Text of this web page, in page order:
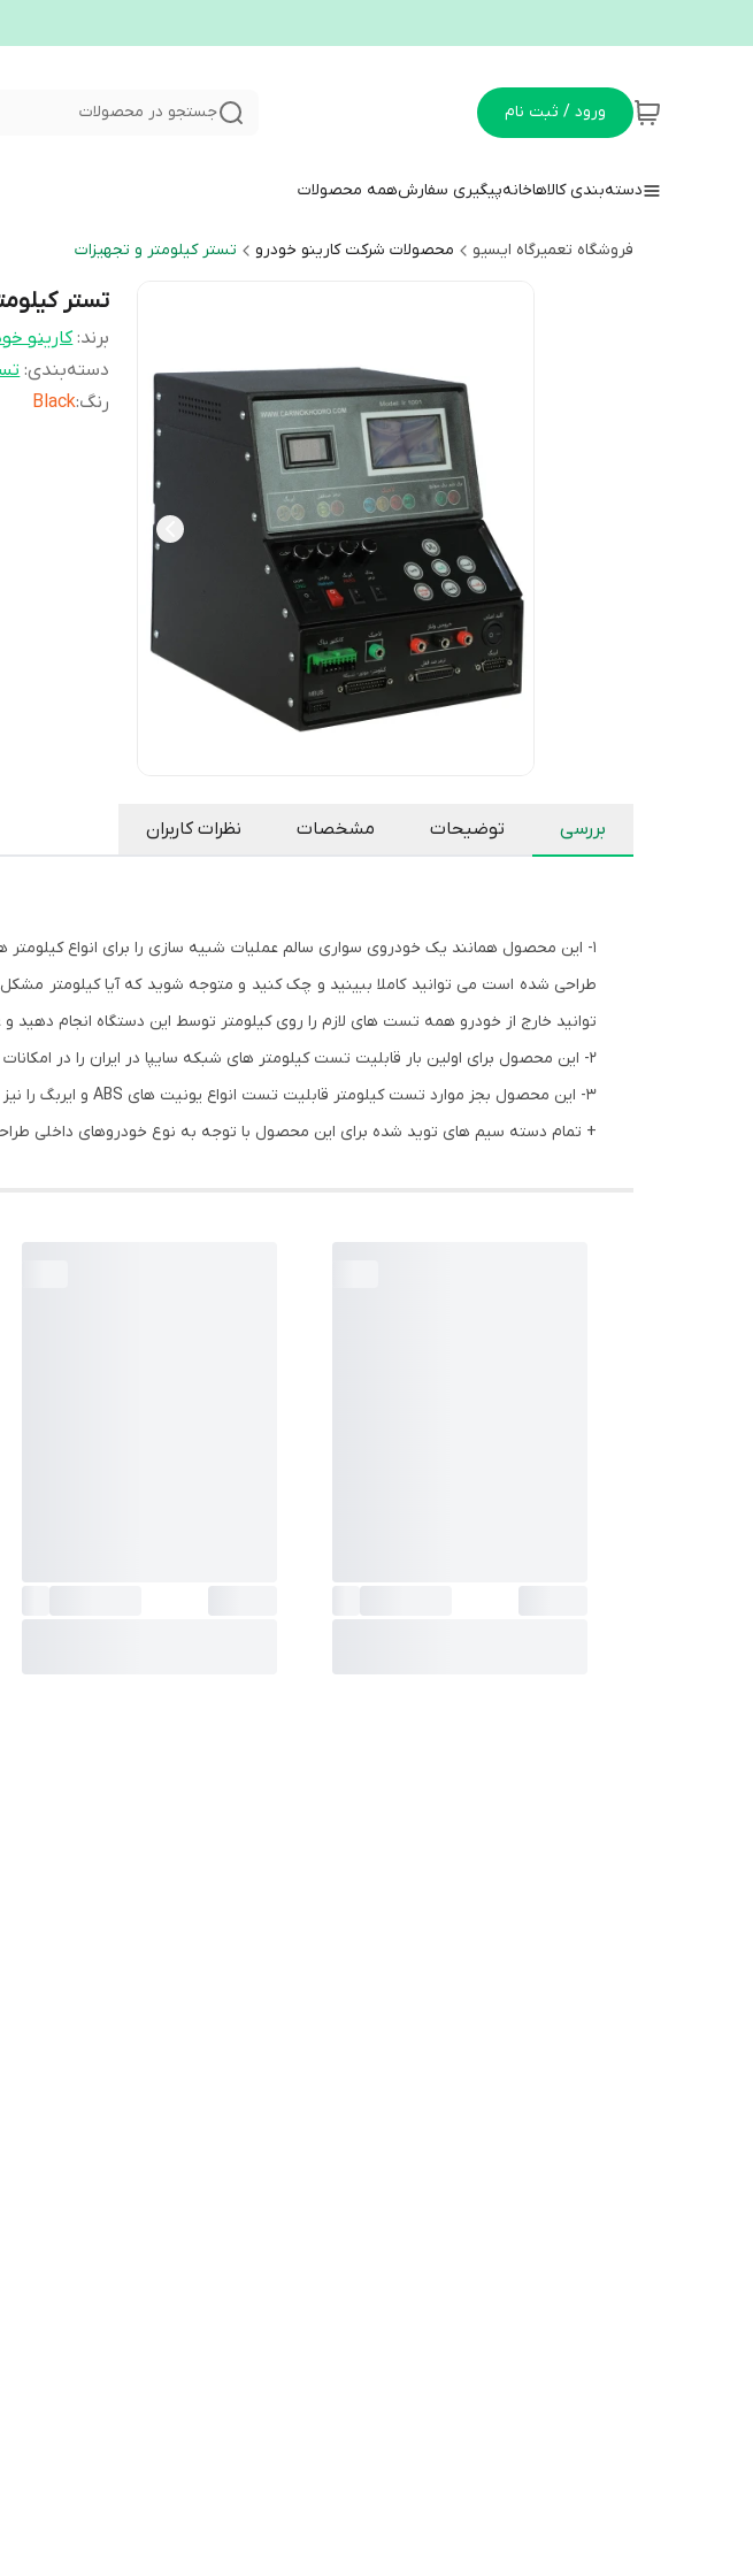
ورود / ثبت نام جستجو در محصولات
دسته‌بندی کالاهاخانهپیگیری سفارشهمه محصولات
فروشگاه تعمیرگاه ایسیو محصولات شرکت کارینو خودرو تستر کیلومتر و تجهیزات
تستر
برند: کارینو
دسته‌بندی:
رنگ:
Black
بررسی توضیحات مشخصات نظرات کاربران
1- این محصول همانند یک خودروی سواری سالم عملیات شبیه سازی را برای انواع
طراحی شده است می توانید کاملا ببینید و چک کنید و متوجه شوید که آیا کیلومتر مشکل
توانید خارج از خودرو همه تست های لازم را روی کیلومتر توسط این دستگاه انجام دهید
2- این محصول برای اولین بار قابلیت تست کیلومتر های شبکه سایپا در ایران را در امکانات فعلی دستگاه داشته است
3- این محصول بجز موارد تست کیلومتر قابلیت تست انواع یونیت های ABS و ایربگ را نیز خواهد داشت
+ تمام دسته سیم های توید شده برای این محصول با توجه به نوع خودروهای داخلی